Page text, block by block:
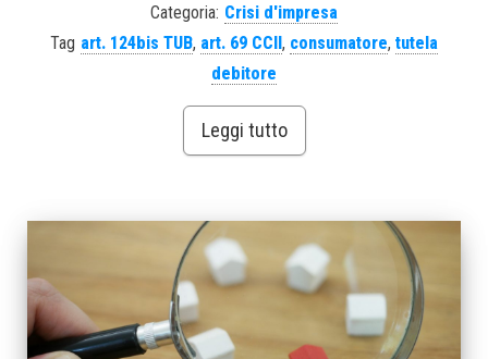
Categoria: Crisi d'impresa
Tag art. 124bis TUB, art. 69 CCII, consumatore, tutela
debitore
Leggi tutto